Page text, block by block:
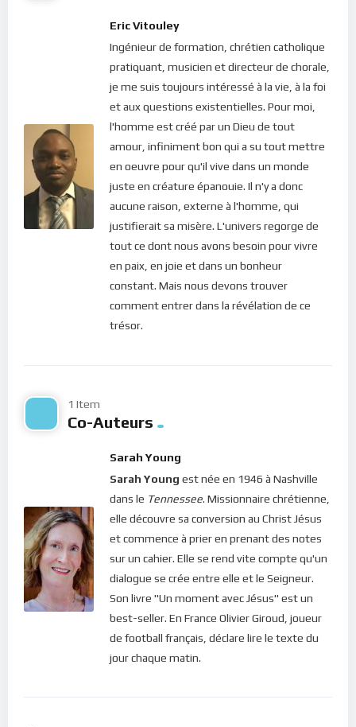
plus grand bien dont le Seigneur veut nous gratifier ? Mais
alors, comment pourrions-nous entrer dans cet état d’esprit
si nos pensées sont désordonnées, partagées entre les
multitudes de choses à faire ? Dieu veut-il que nous soyions
ainsi dispersé(e) ? Rappelons-nous l’instruction donnée à
Marthe : “
Marthe, Marthe, tu t’inquiètes et tu t’agites pour
beaucoup de choses.Une seule chose est nécessaire. Marie
a choisi la bonne part, qui ne lui sera point ôtée.” (Luc 10, 41).
L’essentiel, le vital nécessaire, c’est la joie et la paix que
procure la bonne nouvelle. Voilà ce que le Seigneur désire pour
chacun de ses enfants !
Aujourd’hui, le Christ nous demande de mettre de l’ordre
dans notre vie afin d’embrasser la seule chose nécessaire : sa
présence. Car, au lieu d’essayer d’accomplir toutes ces tâches
sans délai, pourquoi ne pas faire un tri et déterminer celles qui
l’appel insistant du Seigneur : “
et la justice de Dieu, et tout cela vous sera donné en plus
lui confierions toute notre vie et nos activités. Si le Seigneur
est au contrôle, comment notre vie ne serait-elle pas
ordonnée ? Comment nos projets ne seraient-ils pas affermis
(Proverbes 16, 3) ?
Nous n’avons pas un Dieu passif. Le Christ vit dans notre coeur
et ne demande que notre attention. Il agit constamment
dans notre vie mais nous n’arrivons pas à percevoir ses
actions. Ce que le Seigneur désire, c’est donc que nous
apprenions à réagir positivement à ses initiatives. Et pour
cela, nous devons marcher constamment dans sa présence !
Eric Vitouley
Ingénieur de formation, chrétien catholique
pratiquant, musicien et directeur de chorale,
je me suis toujours intéressé à la vie, à la foi
et aux questions existentielles. Pour moi,
l'homme est créé par un Dieu de tout
amour, infiniment bon qui a su tout mettre
en oeuvre pour qu'il vive dans un monde
juste en créature épanouie. Il n'y a donc
aucune raison, externe à l'homme, qui
justifierait sa misère. L'univers regorge de
tout ce dont nous avons besoin pour vivre
en paix, en joie et dans un bonheur
constant. Mais nous devons trouver
comment entrer dans la révélation de ce
trésor.
1 Item
Co-Auteurs
Sarah Young
Sarah Young est née en 1946 à Nashville
dans le Tennessee. Missionnaire chrétienne,
elle découvre sa conversion au Christ Jésus
et commence à prier en prenant des notes
sur un cahier. Elle se rend vite compte qu'un
dialogue se crée entre elle et le Seigneur.
Son livre "Un moment avec Jésus" est un
best-seller. En France Olivier Giroud, joueur
de football français, déclare lire le texte du
jour chaque matin.